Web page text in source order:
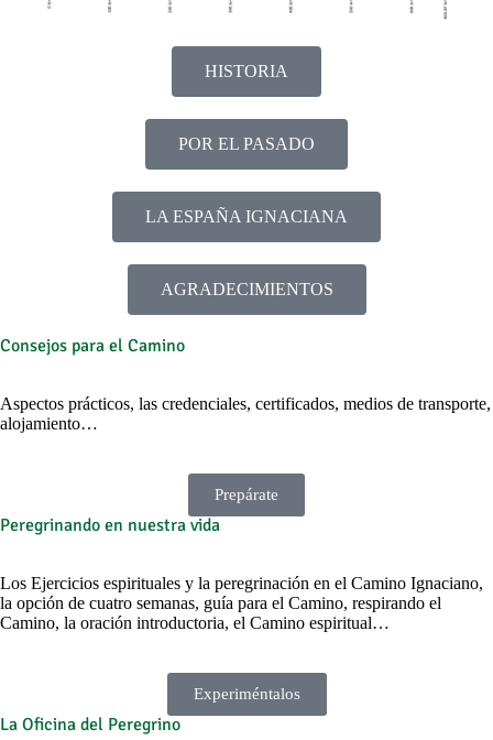
HISTORIA
POR EL PASADO
LA ESPAÑA IGNACIANA
AGRADECIMIENTOS
Consejos para el Camino
Aspectos prácticos, las credenciales, certificados, medios de transporte,
alojamiento…
Prepárate
Peregrinando en nuestra vida
Los Ejercicios espirituales y la peregrinación en el Camino Ignaciano,
la opción de cuatro semanas, guía para el Camino, respirando el
Camino, la oración introductoria, el Camino espiritual…
Experiméntalos
La Oficina del Peregrino